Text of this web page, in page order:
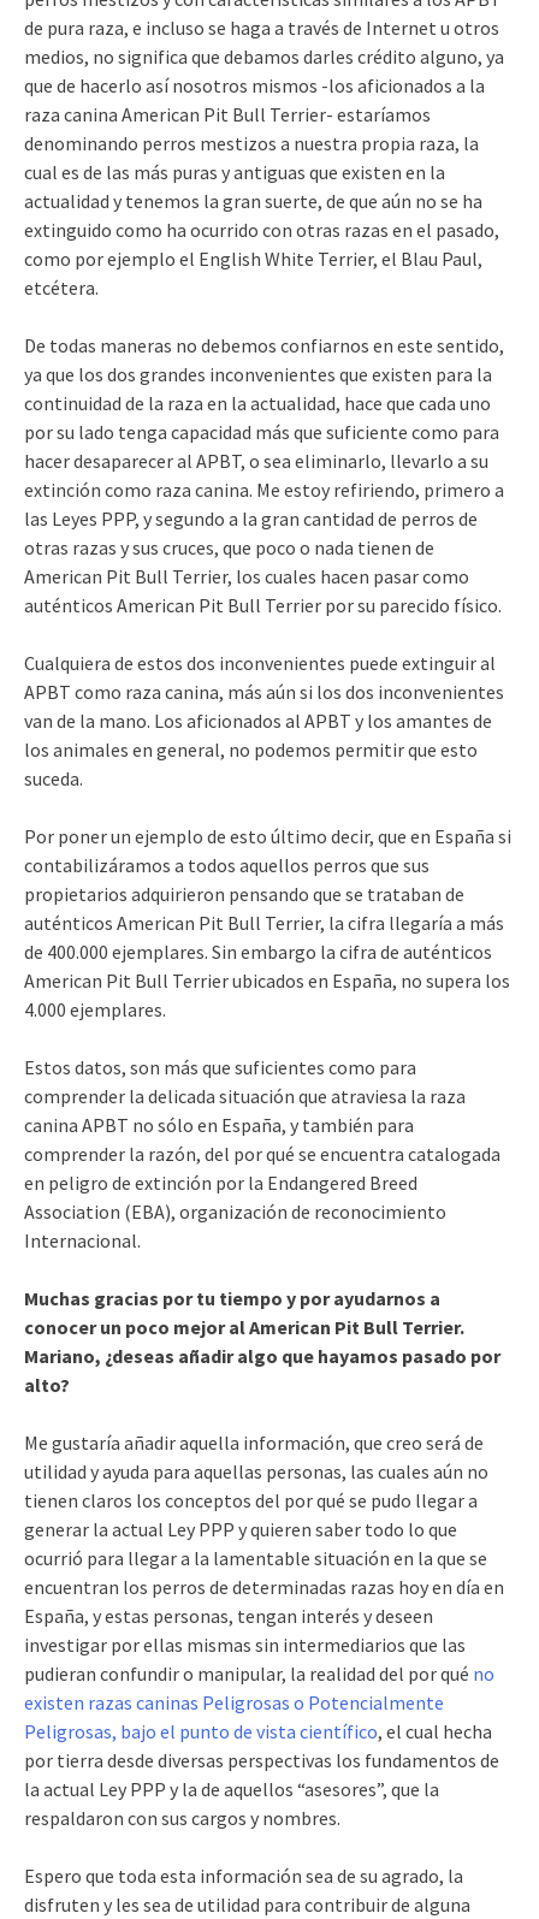
de pura raza, e incluso se haga a través de Internet u otros
medios, no significa que debamos darles crédito alguno, ya
que de hacerlo así nosotros mismos -los aficionados a la
raza canina American Pit Bull Terrier- estaríamos
denominando perros mestizos a nuestra propia raza, la
cual es de las más puras y antiguas que existen en la
actualidad y tenemos la gran suerte, de que aún no se ha
extinguido como ha ocurrido con otras razas en el pasado,
como por ejemplo el English White Terrier, el Blau Paul,
etcétera.
De todas maneras no debemos confiarnos en este sentido,
ya que los dos grandes inconvenientes que existen para la
continuidad de la raza en la actualidad, hace que cada uno
por su lado tenga capacidad más que suficiente como para
hacer desaparecer al APBT, o sea eliminarlo, llevarlo a su
extinción como raza canina. Me estoy refiriendo, primero a
las Leyes PPP, y segundo a la gran cantidad de perros de
otras razas y sus cruces, que poco o nada tienen de
American Pit Bull Terrier, los cuales hacen pasar como
auténticos American Pit Bull Terrier por su parecido físico.
Cualquiera de estos dos inconvenientes puede extinguir al
APBT como raza canina, más aún si los dos inconvenientes
van de la mano. Los aficionados al APBT y los amantes de
los animales en general, no podemos permitir que esto
suceda.
Por poner un ejemplo de esto último decir, que en España si
contabilizáramos a todos aquellos perros que sus
propietarios adquirieron pensando que se trataban de
auténticos American Pit Bull Terrier, la cifra llegaría a más
de 400.000 ejemplares. Sin embargo la cifra de auténticos
American Pit Bull Terrier ubicados en España, no supera los
4.000 ejemplares.
Estos datos, son más que suficientes como para
comprender la delicada situación que atraviesa la raza
canina APBT no sólo en España, y también para
comprender la razón, del por qué se encuentra catalogada
en peligro de extinción por la Endangered Breed
Association (EBA), organización de reconocimiento
Internacional.
Muchas gracias por tu tiempo y por ayudarnos a
conocer un poco mejor al American Pit Bull Terrier.
Mariano, ¿deseas añadir algo que hayamos pasado por
alto?
Me gustaría añadir aquella información, que creo será de
utilidad y ayuda para aquellas personas, las cuales aún no
tienen claros los conceptos del por qué se pudo llegar a
generar la actual Ley PPP y quieren saber todo lo que
ocurrió para llegar a la lamentable situación en la que se
encuentran los perros de determinadas razas hoy en día en
España, y estas personas, tengan interés y deseen
investigar por ellas mismas sin intermediarios que las
pudieran confundir o manipular, la realidad del por qué no
existen razas caninas Peligrosas o Potencialmente
Peligrosas, bajo el punto de vista científico, el cual hecha
por tierra desde diversas perspectivas los fundamentos de
la actual Ley PPP y la de aquellos “asesores”, que la
respaldaron con sus cargos y nombres.
Espero que toda esta información sea de su agrado, la
disfruten y les sea de utilidad para contribuir de alguna